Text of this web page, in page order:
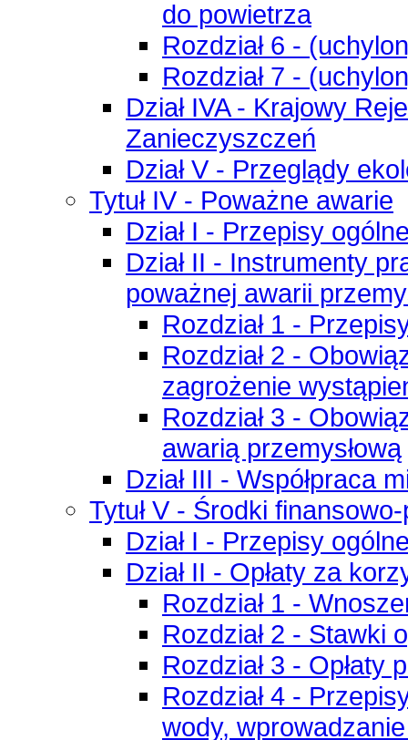
do powietrza
Rozdział 6 -
Rozdział 7 -
Dział IVA - Krajowy
Zanieczyszczeń
Dział V - Przeglądy
Tytuł IV - Poważne awarie
Dział I - Przepisy
Dział II - Instrumenty
poważnej awarii
Rozdział 1 -
Rozdział 2 -
zagrożenie
Rozdział 3 -
awarią przemysłową
Dział III - Współpraca
Tytuł V - Środki
Dział I - Przepisy
Dział II - Opłaty za
Rozdział 1 -
Rozdział 2 - Stawki
Rozdział 3 - Opłaty
Rozdział 4 -
wody,